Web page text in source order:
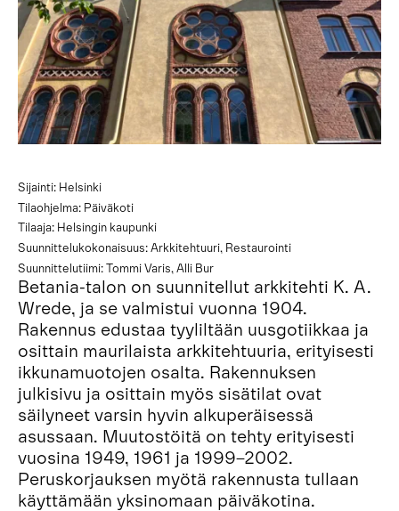
Sijainti: Helsinki
Tilaohjelma: Päiväkoti
Tilaaja: Helsingin kaupunki
Suunnittelukokonaisuus: Arkkitehtuuri, Restaurointi
Suunnittelutiimi: Tommi Varis, Alli Bur
Betania-talon on suunnitellut arkkitehti K. A.
Wrede, ja se valmistui vuonna 1904.
Rakennus edustaa tyyliltään uusgotiikkaa ja
osittain maurilaista arkkitehtuuria, erityisesti
ikkunamuotojen osalta. Rakennuksen
julkisivu ja osittain myös sisätilat ovat
säilyneet varsin hyvin alkuperäisessä
asussaan. Muutostöitä on tehty erityisesti
vuosina 1949, 1961 ja 1999–2002.
Peruskorjauksen myötä rakennusta tullaan
käyttämään yksinomaan päiväkotina.